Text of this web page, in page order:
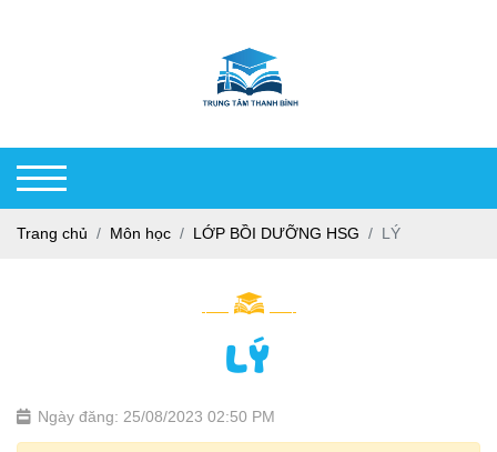
Trang chủ Môn học LỚP BỒI DƯỠNG HSG LÝ
LÝ
Ngày đăng: 25/08/2023 02:50 PM